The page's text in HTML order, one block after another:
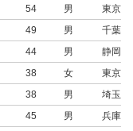
54 男
東京都
49 男
千葉県
44 男
静岡県
38 女
東京都
38 男
埼玉県
45 男
兵庫県